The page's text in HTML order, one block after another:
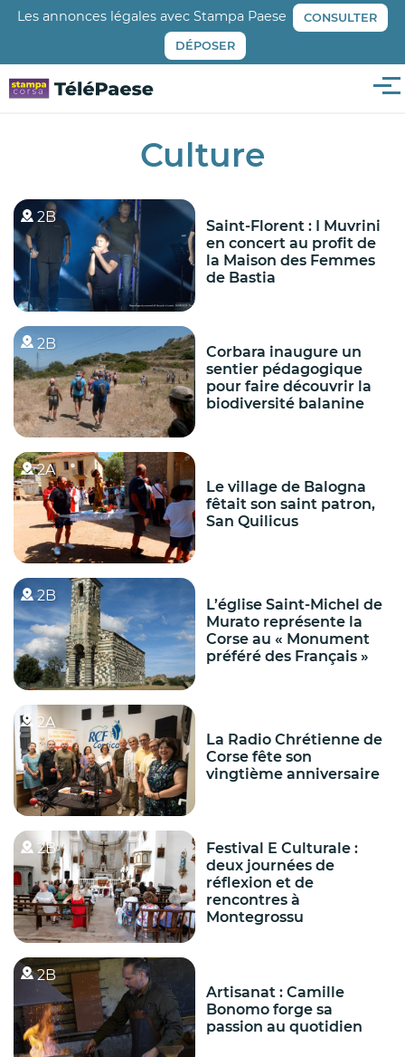
Aller
principal
Les annonces légales avec Stampa Paese CONSULTER
DÉPOSER
Culture
2B
Saint-Florent : I Muvrini
en concert au profit de
la Maison des Femmes
de Bastia
2B
Corbara inaugure un
sentier pédagogique
pour faire découvrir la
biodiversité balanine
2A
Le village de Balogna
fêtait son saint patron,
San Quilicus
2B
L’église Saint-Michel de
Murato représente la
Corse au « Monument
préféré des Français »
2A
La Radio Chrétienne de
Corse fête son
vingtième anniversaire
2B
Festival E Culturale :
deux journées de
réflexion et de
rencontres à
Montegrossu
2B
Artisanat : Camille
Bonomo forge sa
passion au quotidien